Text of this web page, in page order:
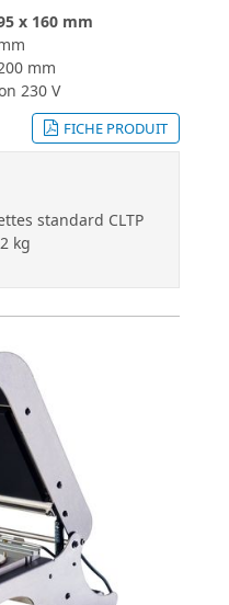
x 160 mm
mm
230 V
FICHE PRODUIT
standard CLTP
kg